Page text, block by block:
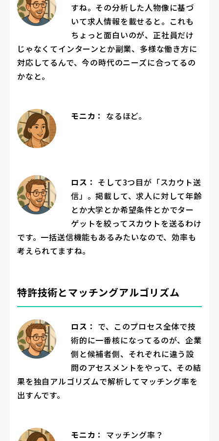
すね。その分析した人物像に基づ
いて求人情報を載せると。これも
ちょっと面白いのが、正社員だけ
じゃなくてインターンとか副業、多様な働き方に
対応してるんで、今の時代のニーズに合ってるの
かなと。
モニカ： なるほど。
ロス： そして3つ目が「スカウト送
信」。掲載して、求人に対して年齢
とか大学とか希望条件とかでター
ゲットを絞ってスカウトを送るわけ
です。一括送信機能もあるみたいなので、効率も
考えられてますね。
特許技術とマッチングアルゴリズム
ロス： で、このプロセス全体で技
術的に一番核になってるのが、企業
側と候補者側、それぞれに違う設
問のアセスメントをやって、その結
果を独自アルゴリズムで解析してマッチング率を
出すんです。
モニカ： マッチング率？